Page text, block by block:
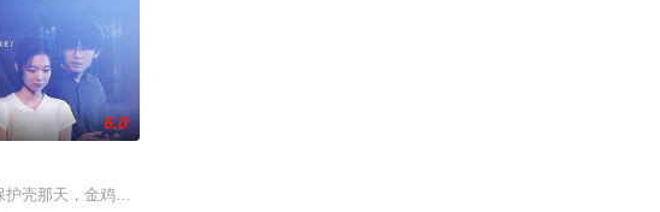
6.0
护壳那天，金鸡镇同所有的往常一样，只是秦朗嗦完一碗米粉后，还是以掠夺者的身份向她告